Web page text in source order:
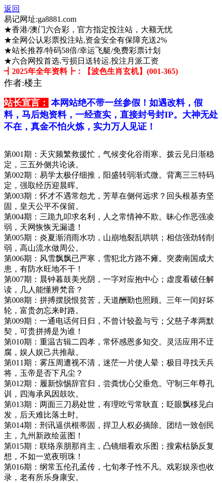
返回
易记网址:ga8881.com
★香港/澳门六合彩，官方指定投注站，大额无忧
★全网公认彩票投注站,资金安全有保障充送2%
★站长推荐/特码58倍/幸运飞艇/免费彩票计划
★六合网投首选.亏损日送转运.投注月派工资
┫2025年全年资料┣：【波色生肖玄机】(001-365)
作者:楼主
站长宣言： 本网站绝不带一丝参假！如遇改料，假
料，马后炮资料，一经查实，直接封号封IP。大神无处
不在，真金不怕火炼，实力万人见证！
第001期：天灾频繁救援忙，气候变化谷雨寒。拨云见日渐稳
定，三五外侧共论谈。
第002期：易学太极仔细推，阳盛转弱渐式微。背离三三特码
定，强取经历迎晨晖。
第003期：怀才不遇常怨尤，芳草在侧何远求？回头根基夯坚
固，皇天公平不保留。
第004期：三跪九叩求名利，人之常情神不欺。昧心作恶强凌
弱，天网恢恢无漏遗！
第005期：炎夏渐消雨水功，山崩地裂乱哄哄；相信强劲转削
弱，高山流水做周公。
第006期：风雪飘飘已严寒，雪犯北方路不瘫。突袭南国成大
患，有防水旺地不干！
第007期：晨钟暮鼓美光阴，一字对应抱中心；虚度看破任解
读，几人能懂辨梵音？
第008期：拼搏摆脱恨贫苦，天道酬勤也照顾。三年一闰好坏
轮，富贵勿忘来时路。
第009期：一通电话何日归，不曾计较盈与亏；父慈子孝两默
契，可贵拼搏是为谁！
第010期：重温古辑二四孝，常怀感恩多知交。灵活应用不迂
腐，娱人娱己共推敲。
第011期：雾压周遭视不清，迷茫一片使人晕；极目寻找天兵
将，玉帝是否下凡尘？
第012期：履新惊惕辞官归，尝粪忧心父垂危。守制三年尊孔
训，四海承风因鼓吹。
第013期：两面三刀易处世，有理吃亏常耿直；眨眼飘移见白
发，后天难比落土时。
第014期：刑讯逼供根蒂固，捍卫人权必摘除。团结一致创民
主，九州新政绘蓝图！
第015期：联络亲朋那肖主，凸镜细看欢乐图；搜索枯肠反复
想，不如一览夜明珠！
第016期：纲常五伦孔孟传，七旬孝子性不凡。戏彩娱亲也收
录，老有所乐身康安。